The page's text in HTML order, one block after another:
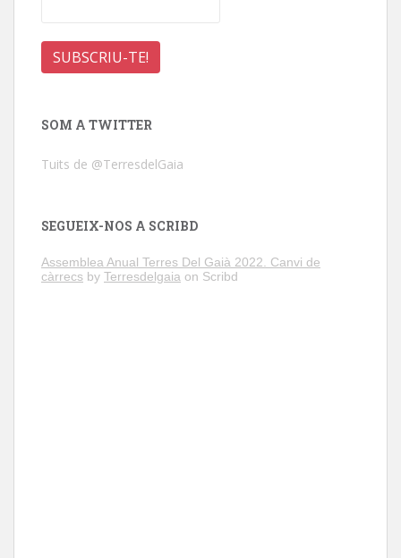
SOM A TWITTER
Tuits de @TerresdelGaia
SEGUEIX-NOS A SCRIBD
Assemblea Anual Terres Del Gaià 2022. Canvi de
càrrecs by Terresdelgaia on Scribd